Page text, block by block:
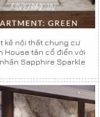
kế nội thất chung cư
House tân cổ điển với
Sapphire Sparkle